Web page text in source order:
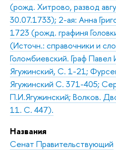
(рожд. Хитрово, развод
30.07.1733); 2-ая: Анна
1723 (рожд. графиня
(Источн.: справочники и
Голомбиевский. Граф Павел
Ягужинский, С. 1-21;
Ягужинский С. 371-405;
П.И.Ягужинский; Волков.
11. С. 447).
Названия
Сенат Правительствующий